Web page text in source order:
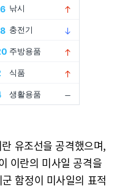
유조선을 공격했으며,
이란의 미사일 공격을
함정이 미사일의 표적